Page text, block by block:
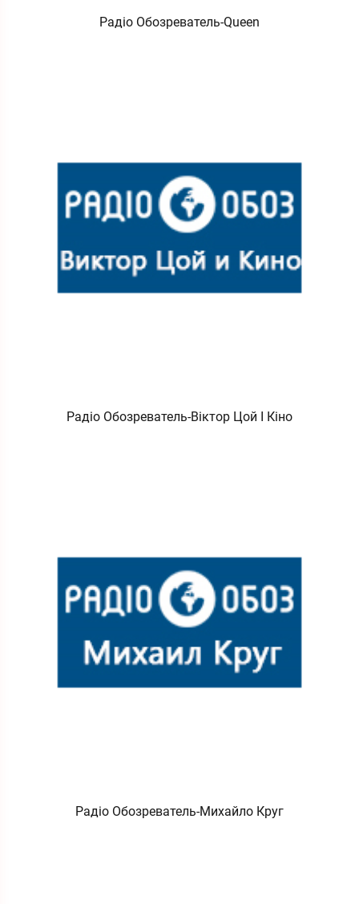
Радіо Обозреватель-Queen
Радіо Обозреватель-Віктор Цой І Кіно
Радіо Обозреватель-Михайло Круг